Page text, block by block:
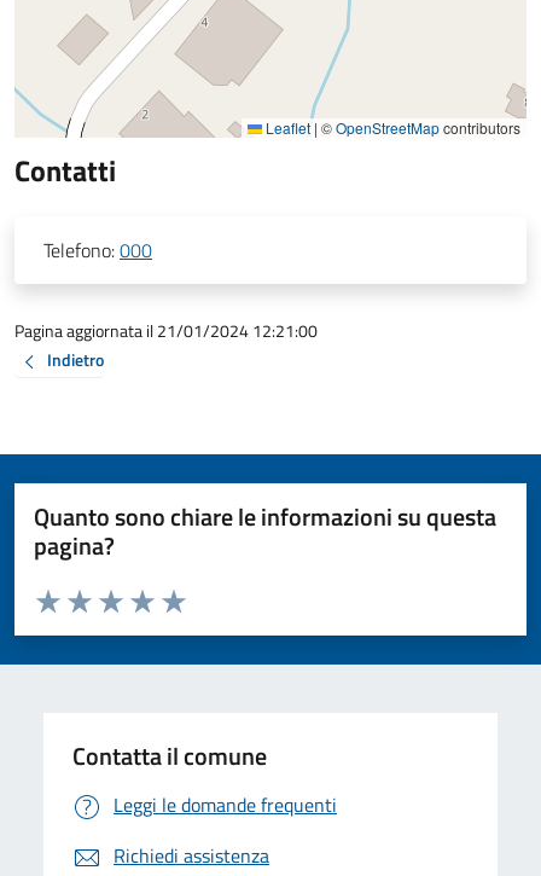
Leaflet | ©OpenStreetMapcontributors
Contatti
Telefono:000
Pagina aggiornata il 21/01/2024 12:21:00
Indietro
Quanto sono chiare le informazioni su questa
pagina?
Valuta da 1 a 5 stelle la pagina
Valuta 5 stelle su 5
Valuta 4 stelle su 5
Valuta 3 stelle su 5
Valuta 2 stelle su 5
Valuta 1 stelle su 5
Contatta il comune
Leggi le domande frequenti
Richiedi assistenza